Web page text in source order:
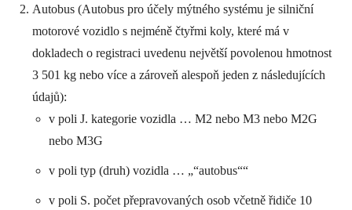
Autobus (Autobus pro účely mýtného systému je silniční
motorové vozidlo s nejméně čtyřmi koly, které má v
dokladech o registraci uvedenu největší povolenou hmotnost
3 501 kg nebo více a zároveň alespoň jeden z následujících
údajů):
v poli J. kategorie vozidla … M2 nebo M3 nebo M2G
nebo M3G
v poli typ (druh) vozidla … „“autobus““
v poli S. počet přepravovaných osob včetně řidiče 10